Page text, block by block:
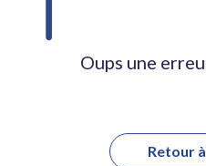
Oups une
Retour